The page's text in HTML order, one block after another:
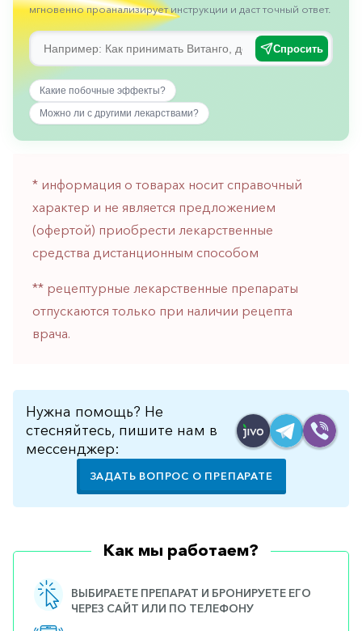
Сосудистые
Тромбозы
Ухо-
горло-
Щитовидная
железа
мгновенно проанализирует инструкции и даст точный ответ.
Спросить
Какие побочные эффекты?
Можно ли с другими лекарствами?
* информация о товарах носит справочный
характер и не является предложением
(офертой) приобрести лекарственные
средства дистанционным способом
** рецептурные лекарственные препараты
отпускаются только при наличии рецепта
врача.
Нужна помощь? Не
стесняйтесь, пишите нам в
мессенджер:
ЗАДАТЬ ВОПРОС О ПРЕПАРАТЕ
Как мы работаем?
ВЫБИРАЕТЕ ПРЕПАРАТ И БРОНИРУЕТЕ ЕГО
ЧЕРЕЗ САЙТ ИЛИ ПО ТЕЛЕФОНУ